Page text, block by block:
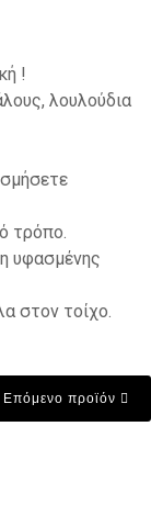
!
λουλούδια
τρόπο.
υφασμένης
στον τοίχο.
Επόμενο προϊόν